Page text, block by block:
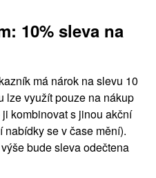
10% sleva na
má nárok na slevu 10
lze využít pouze na nákup
kombinovat s jinou akční
se v čase mění).
bude sleva odečtena